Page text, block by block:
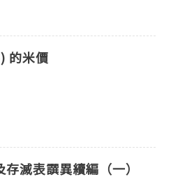
的米價
滅表譔異續編（一）